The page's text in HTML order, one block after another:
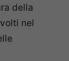
della
nel